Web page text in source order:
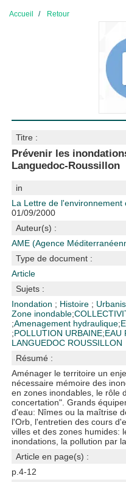
Accueil Retour
Titre :
Prévenir les
Languedoc-Roussillon
in
La Lettre de l'environnement
01/09/2000
Auteur(s) :
AME (Agence
Type de document :
Article
Sujets :
Inondation ; Histoire ;
Zone inondable;
;Amenagement hydraulique;
;POLLUTION URBAINE;EAU
LANGUEDOC ROUSSILLON
Résumé :
Aménager le territoire un
nécessaire mémoire des
en zones inondables, le rôle
concertation". Grands
d'eau: Nîmes ou la maîtrise
l'Orb, l'entretien des cours
villes et des zones humides:
inondations, la pollution par
Article en page(s) :
p.4-12